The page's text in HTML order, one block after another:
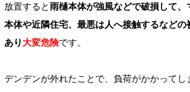
放置すると雨樋本体が強風などで破損して、
本体や近隣住宅、最悪は人へ接触するなどの
あり 大変危険です。
デンデンが外れたことで、負荷がかかってし